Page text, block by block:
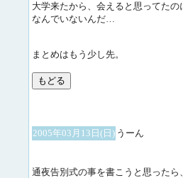
大学来たから、会えると思ってたの
なんでいないんだ…
まとめはもう少し先。
2005年03月13日(日) うーん
通夜告別式の事を書こうと思ったら